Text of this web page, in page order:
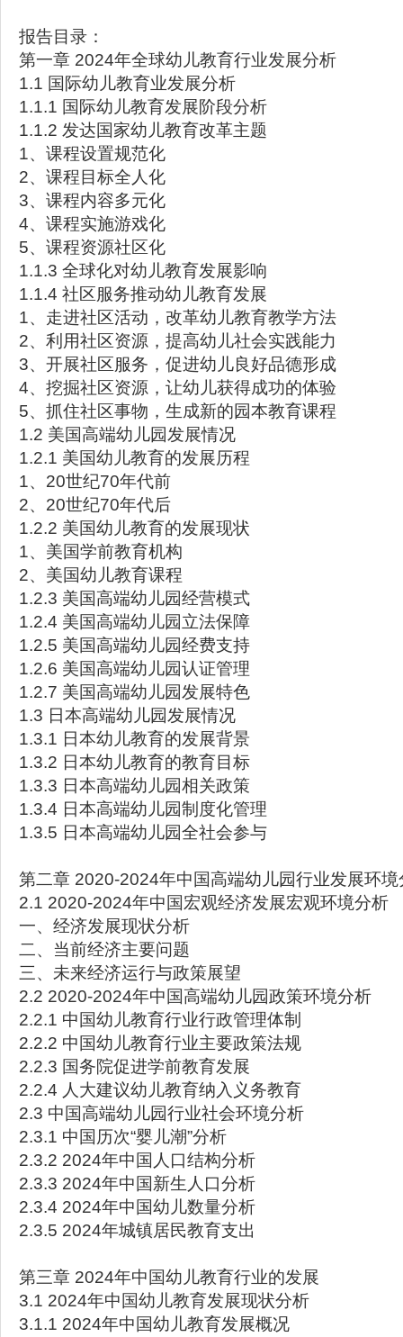
报告目录：
第一章 2024年全球幼儿教育行业发展分析
1.1 国际幼儿教育业发展分析
1.1.1 国际幼儿教育发展阶段分析
1.1.2 发达国家幼儿教育改革主题
1、课程设置规范化
2、课程目标全人化
3、课程内容多元化
4、课程实施游戏化
5、课程资源社区化
1.1.3 全球化对幼儿教育发展影响
1.1.4 社区服务推动幼儿教育发展
1、走进社区活动，改革幼儿教育教学方法
2、利用社区资源，提高幼儿社会实践能力
3、开展社区服务，促进幼儿良好品德形成
4、挖掘社区资源，让幼儿获得成功的体验
5、抓住社区事物，生成新的园本教育课程
1.2 美国高端幼儿园发展情况
1.2.1 美国幼儿教育的发展历程
1、20世纪70年代前
2、20世纪70年代后
1.2.2 美国幼儿教育的发展现状
1、美国学前教育机构
2、美国幼儿教育课程
1.2.3 美国高端幼儿园经营模式
1.2.4 美国高端幼儿园立法保障
1.2.5 美国高端幼儿园经费支持
1.2.6 美国高端幼儿园认证管理
1.2.7 美国高端幼儿园发展特色
1.3 日本高端幼儿园发展情况
1.3.1 日本幼儿教育的发展背景
1.3.2 日本幼儿教育的教育目标
1.3.3 日本高端幼儿园相关政策
1.3.4 日本高端幼儿园制度化管理
1.3.5 日本高端幼儿园全社会参与
第二章 2020-2024年中国高端幼儿园行业发展环境
2.1 2020-2024年中国宏观经济发展宏观环境分析
一、经济发展现状分析
二、当前经济主要问题
三、未来经济运行与政策展望
2.2 2020-2024年中国高端幼儿园政策环境分析
2.2.1 中国幼儿教育行业行政管理体制
2.2.2 中国幼儿教育行业主要政策法规
2.2.3 国务院促进学前教育发展
2.2.4 人大建议幼儿教育纳入义务教育
2.3 中国高端幼儿园行业社会环境分析
2.3.1 中国历次“婴儿潮”分析
2.3.2 2024年中国人口结构分析
2.3.3 2024年中国新生人口分析
2.3.4 2024年中国幼儿数量分析
2.3.5 2024年城镇居民教育支出
第三章 2024年中国幼儿教育行业的发展
3.1 2024年中国幼儿教育发展现状分析
3.1.1 2024年中国幼儿教育发展概况